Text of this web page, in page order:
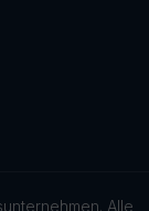
Alle